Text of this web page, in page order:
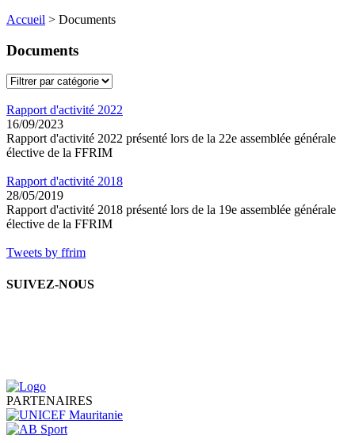
Accueil > Documents
Documents
Rapport d'activité 2022
16/09/2023
Rapport d'activité 2022 présenté lors de la 22e assemblée générale
élective de la FFRIM
Rapport d'activité 2018
28/05/2019
Rapport d'activité 2018 présenté lors de la 19e assemblée générale
élective de la FFRIM
Tweets by ffrim
SUIVEZ-NOUS
PARTENAIRES